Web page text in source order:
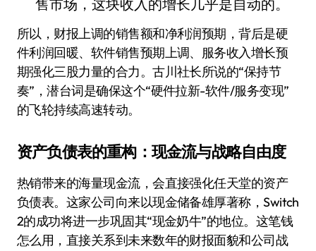
售市场，这块收入的增长几乎是自动的。
所以，财报上调的销售额和净利润预期，背后是硬
件利润回暖、软件销售预期上调、服务收入增长预
期强化三股力量的合力。古川社长所说的“保持节
奏”，潜台词是确保这个“硬件拉新-软件/服务变现”
的飞轮持续高速转动。
资产负债表的重构：现金流与战略自由度
热销带来的海量现金流，会直接强化任天堂的资产
负债表。这家公司向来以现金储备雄厚著称，Switch
2的成功将进一步巩固其“现金奶牛”的地位。这笔钱
怎么用，直接关系到未来数年的财报面貌和公司战